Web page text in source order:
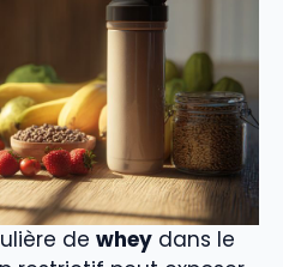
de whey dans le